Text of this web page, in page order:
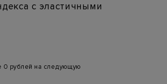
с эластичными
0 рублей на следующую